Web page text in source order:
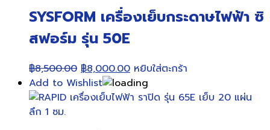
SYSFORM เครื่องเย็บกระดาษไฟฟ้า ซิ
สฟอร์ม รุ่น 50E
฿8,500.00 Original
price
was:
฿8,000.00Current
price
is:
หยิบใส่ตะกร้า
Add to Wishlist